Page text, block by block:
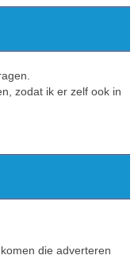
zodat ik er zelf ook in
die adverteren